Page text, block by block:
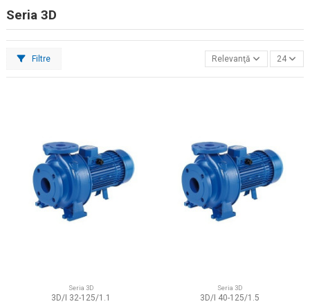
Seria 3D
Filtre Relevanţă 24
Seria 3D
3D/I 32-125/1.1
Seria 3D
3D/I 40-125/1.5